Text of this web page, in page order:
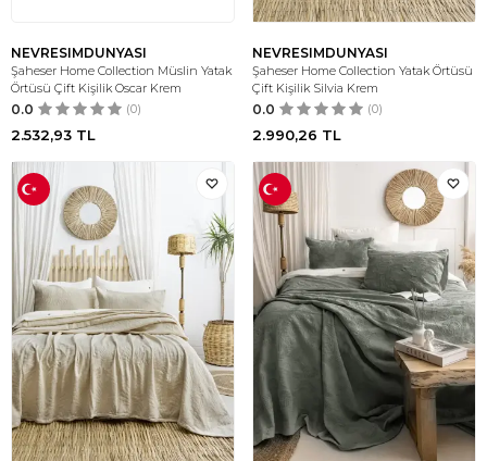
NEVRESIMDUNYASI
Şaheser Home Collection Müslin Yatak
Örtüsü Çift Kişilik Oscar Krem
0.0 (0)
2.532,93 TL
NEVRESIMDUNYASI
Şaheser Home Collection Yatak Örtüsü
Çift Kişilik Silvia Krem
0.0 (0)
2.990,26 TL